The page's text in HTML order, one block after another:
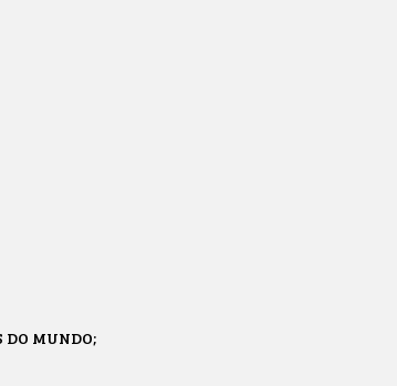
DO MUNDO;